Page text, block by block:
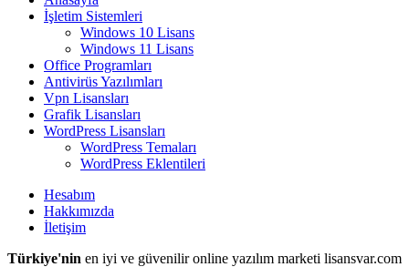
İşletim Sistemleri
Windows 10 Lisans
Windows 11 Lisans
Office Programları
Antivirüs Yazılımları
Vpn Lisansları
Grafik Lisansları
WordPress Lisansları
WordPress Temaları
WordPress Eklentileri
Hesabım
Hakkımızda
İletişim
Türkiye'nin en iyi ve güvenilir online yazılım marketi lisansvar.com